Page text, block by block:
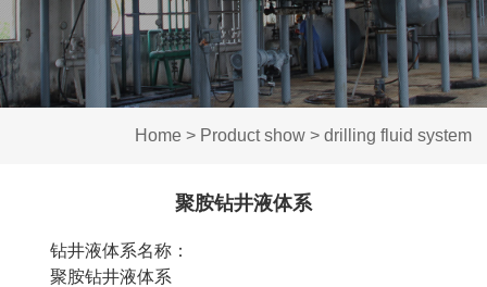
Home > Product show > drilling fluid system
聚胺钻井液体系
钻井液体系名称：
聚胺钻井液体系